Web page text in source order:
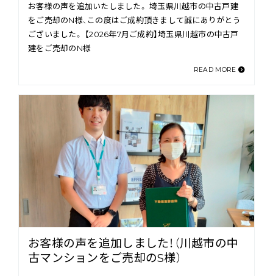
お客様の声を追加いたしました。 埼玉県川越市の中古戸建
をご売却のN様、この度はご成約頂きまして誠にありがとう
ございました。 【2026年7月ご成約】埼玉県川越市の中古戸
建をご売却のN様
READ MORE
お客様の声を追加しました！（川越市の中
古マンションをご売却のS様）